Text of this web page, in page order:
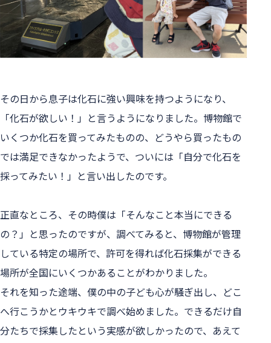
その日から息子は化石に強い興味を持つようになり、
「化石が欲しい！」と言うようになりました。博物館で
いくつか化石を買ってみたものの、どうやら買ったもの
では満足できなかったようで、ついには「自分で化石を
採ってみたい！」と言い出したのです。
正直なところ、その時僕は「そんなこと本当にできる
の？」と思ったのですが、調べてみると、博物館が管理
している特定の場所で、許可を得れば化石採集ができる
場所が全国にいくつかあることがわかりました。
それを知った途端、僕の中の子ども心が騒ぎ出し、どこ
へ行こうかとウキウキで調べ始めました。できるだけ自
分たちで採集したという実感が欲しかったので、あえて